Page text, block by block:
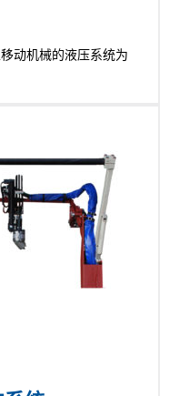
动机械的液压系统为